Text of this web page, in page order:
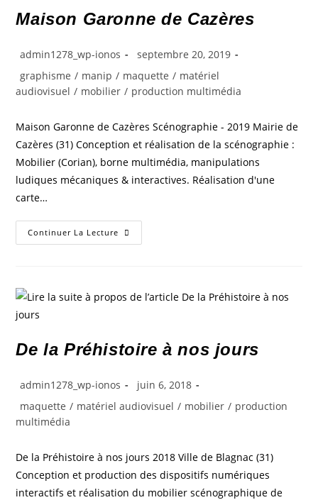
Maison Garonne de Cazères
admin1278_wp-ionos
septembre 20, 2019
graphisme / manip / maquette / matériel
audiovisuel / mobilier / production multimédia
Maison Garonne de Cazères Scénographie - 2019 Mairie de
Cazères (31) Conception et réalisation de la scénographie :
Mobilier (Corian), borne multimédia, manipulations
ludiques mécaniques & interactives. Réalisation d'une
carte…
Continuer La Lecture
De la Préhistoire à nos jours
admin1278_wp-ionos
juin 6, 2018
maquette / matériel audiovisuel / mobilier / production
multimédia
De la Préhistoire à nos jours 2018 Ville de Blagnac (31)
Conception et production des dispositifs numériques
interactifs et réalisation du mobilier scénographique de